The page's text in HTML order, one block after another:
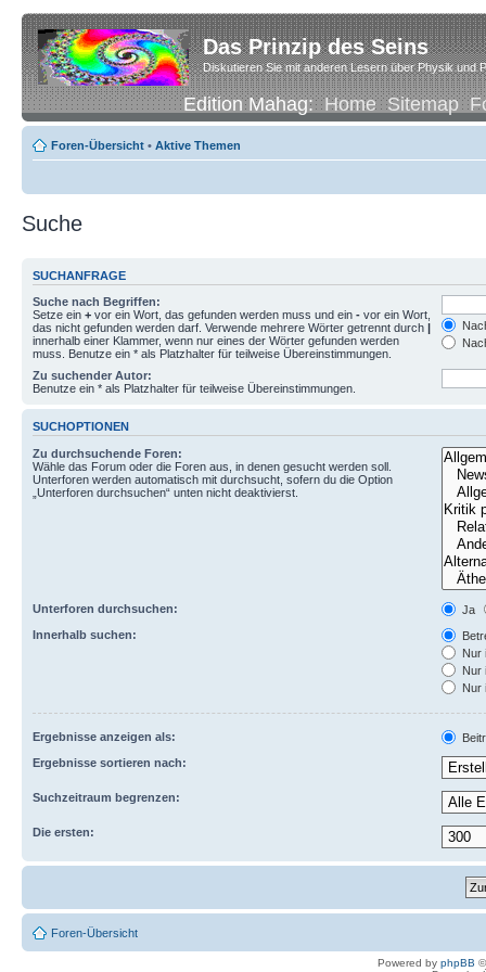
Das Prinzip des Seins
Diskutieren Sie mit anderen Lesern über Physik und
Edition Mahag:Home Sitemap
Foren-Übersicht • Aktive Themen
Suche
SUCHANFRAGE
Suche nach Begriffen:
Setze ein + vor ein Wort, das gefunden werden muss und ein - vor ein Wort,
das nicht gefunden werden darf. Verwende mehrere Wörter getrennt durch |
innerhalb einer Klammer, wenn nur eines der Wörter gefunden werden
muss. Benutze ein * als Platzhalter für teilweise Übereinstimmungen.
Zu suchender Autor:
Benutze ein * als Platzhalter für teilweise Übereinstimmungen.
SUCHOPTIONEN
Zu durchsuchende Foren:
Wähle das Forum oder die Foren aus, in denen gesucht werden soll.
Unterforen werden automatisch mit durchsucht, sofern du die Option
„Unterforen durchsuchen“ unten nicht deaktivierst.
Unterforen durchsuchen:
Ja
Innerhalb suchen:
Nur
Nur
Nur
Ergebnisse anzeigen als:
Ergebnisse sortieren nach:
Suchzeitraum begrenzen:
Die ersten:
Foren-Übersicht
Powered by phpBB